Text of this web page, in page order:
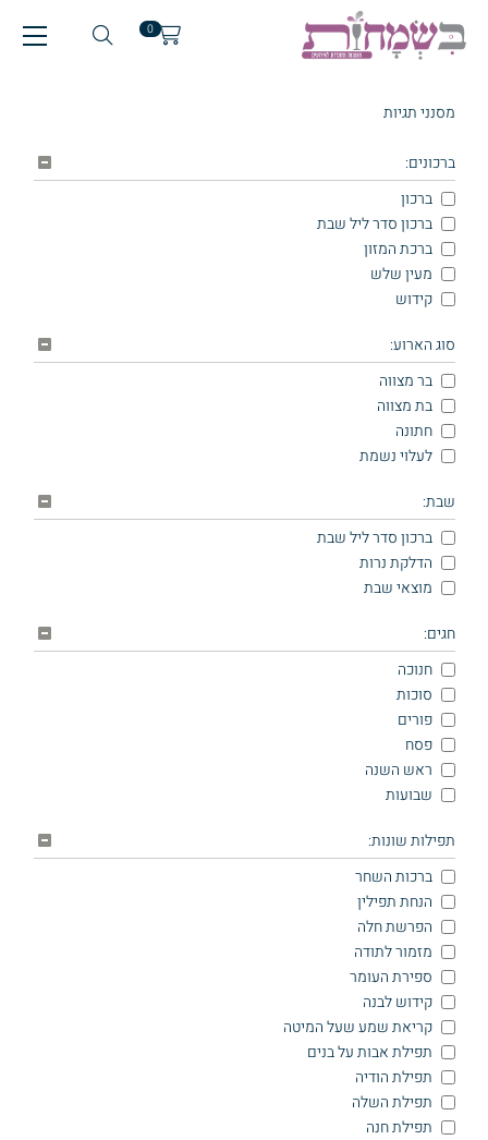
0
מסנני תגיות
ברכונים:
ברכון
ברכון סדר ליל שבת
ברכת המזון
מעין שלש
קידוש
סוג הארוע:
בר מצווה
בת מצווה
חתונה
לעלוי נשמת
שבת:
ברכון סדר ליל שבת
הדלקת נרות
מוצאי שבת
חגים:
חנוכה
סוכות
פורים
פסח
ראש השנה
שבועות
תפילות שונות:
ברכות השחר
הנחת תפילין
הפרשת חלה
מזמור לתודה
ספירת העומר
קידוש לבנה
קריאת שמע שעל המיטה
תפילת אבות על בנים
תפילת הודיה
תפילת השלה
תפילת חנה